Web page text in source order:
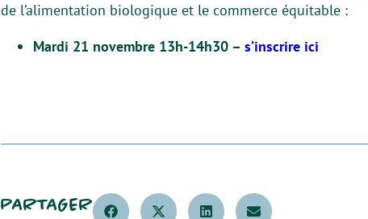
de l’alimentation biologique et le commerce équitable :
Mardi 21 novembre 13h-14h30 – s’inscrire ici
PARTAGER